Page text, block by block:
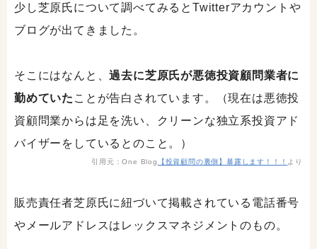
少し芝原氏について調べてみるとTwitterアカウントや
ブログが出てきました。
そこにはなんと、過去に芝原氏が悪徳投資顧問業者に
勤めていた ことが告白されています。（現在は悪徳投
資顧問業からは足を洗い、クリーンな独立系投資アド
バイザーをしているとのこと。）
引用元：One Blog 【投資顧問の裏側】暴露します！！！ より
販売責任者芝原氏に紐づいて掲載されている電話番号
やメールアドレスはレックスマネジメントのもの。